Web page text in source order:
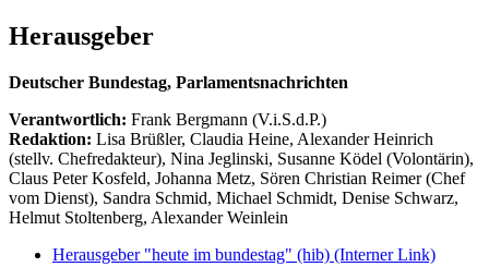
Herausgeber
Deutscher Bundestag, Parlamentsnachrichten
Verantwortlich: Frank Bergmann (V.i.S.d.P.)
Redaktion: Lisa Brüßler, Claudia Heine, Alexander Heinrich
(stellv. Chefredakteur), Nina Jeglinski, Susanne Ködel (Volontärin),
Claus Peter Kosfeld, Johanna Metz, Sören Christian Reimer (Chef
vom Dienst), Sandra Schmid, Michael Schmidt, Denise Schwarz,
Helmut Stoltenberg, Alexander Weinlein
Herausgeber "heute im bundestag" (hib) (Interner Link)